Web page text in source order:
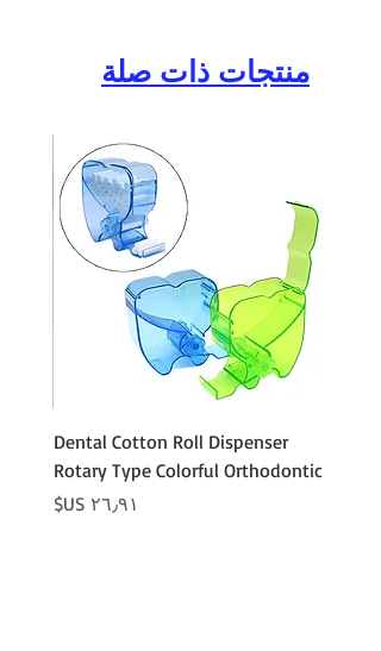
منتجات ذات صلة
Dental Cotton Roll Dispenser
Rotary Type Colorful Orthodontic
السعر